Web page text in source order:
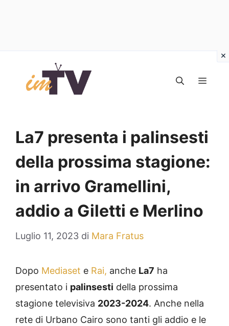
contenuto
La7 presenta i palinsesti
della prossima stagione:
in arrivo Gramellini,
addio a Giletti e Merlino
Luglio 11, 2023 di Mara Fratus
Dopo Mediaset e Rai, anche La7 ha
presentato i palinsesti della prossima
stagione televisiva 2023-2024. Anche nella
rete di Urbano Cairo sono tanti gli addio e le